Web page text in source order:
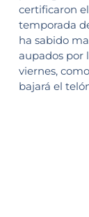
certificaron
temporada
ha sabido
aupados por
viernes,
bajará el